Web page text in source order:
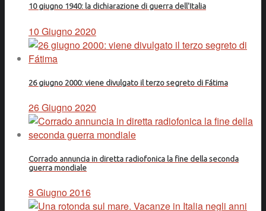
10 giugno 1940: la dichiarazione di guerra dell'Italia
10 Giugno 2020
26 giugno 2000: viene divulgato il terzo segreto di Fátima
26 Giugno 2020
Corrado annuncia in diretta radiofonica la fine della seconda
guerra mondiale
8 Giugno 2016